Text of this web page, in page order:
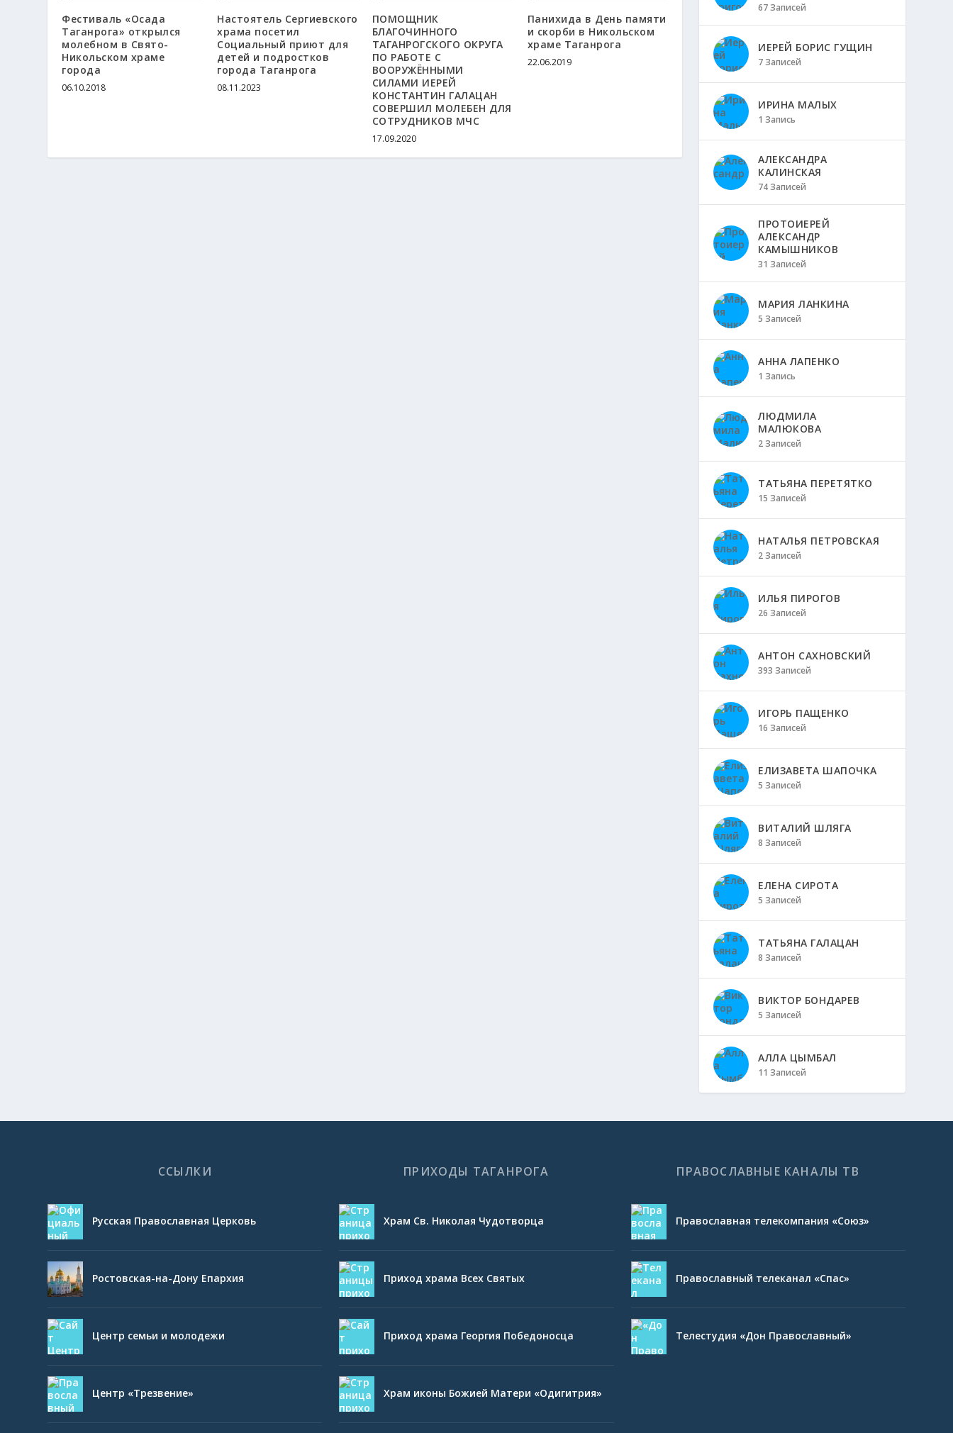
Фестиваль «Осада
Таганрога» открылся
молебном в Свято-
Никольском храме
города
06.10.2018
Настоятель Сергиевского
храма посетил
Социальный приют для
детей и подростков
города Таганрога
08.11.2023
ПОМОЩНИК
БЛАГОЧИННОГО
ТАГАНРОГСКОГО ОКРУГА
ПО РАБОТЕ С
ВООРУЖЁННЫМИ
СИЛАМИ ИЕРЕЙ
КОНСТАНТИН ГАЛАЦАН
СОВЕРШИЛ МОЛЕБЕН ДЛЯ
СОТРУДНИКОВ МЧС
17.09.2020
Панихида в День памяти
и скорби в Никольском
храме Таганрога
22.06.2019
67 Записей
ИЕРЕЙ БОРИС ГУЩИН
7 Записей
ИРИНА МАЛЫХ
1 Запись
АЛЕКСАНДРА
КАЛИНСКАЯ
74 Записей
ПРОТОИЕРЕЙ
АЛЕКСАНДР
КАМЫШНИКОВ
31 Записей
МАРИЯ ЛАНКИНА
5 Записей
АННА ЛАПЕНКО
1 Запись
ЛЮДМИЛА
МАЛЮКОВА
2 Записей
ТАТЬЯНА ПЕРЕТЯТКО
15 Записей
НАТАЛЬЯ ПЕТРОВСКАЯ
2 Записей
ИЛЬЯ ПИРОГОВ
26 Записей
АНТОН САХНОВСКИЙ
393 Записей
ИГОРЬ ПАЩЕНКО
16 Записей
ЕЛИЗАВЕТА ШАПОЧКА
5 Записей
ВИТАЛИЙ ШЛЯГА
8 Записей
ЕЛЕНА СИРОТА
5 Записей
ТАТЬЯНА ГАЛАЦАН
8 Записей
ВИКТОР БОНДАРЕВ
5 Записей
АЛЛА ЦЫМБАЛ
11 Записей
ССЫЛКИ
Русская Православная Церковь
Ростовская-на-Дону Епархия
Центр семьи и молодежи
Центр «Трезвение»
ПРИХОДЫ ТАГАНРОГА
Храм Св. Николая Чудотворца
Приход храма Всех Святых
Приход храма Георгия Победоносца
Храм иконы Божией Матери «Одигитрия»
ПРАВОСЛАВНЫЕ КАНАЛЫ ТВ
Православная телекомпания «Союз»
Православный телеканал «Спас»
Телестудия «Дон Православный»